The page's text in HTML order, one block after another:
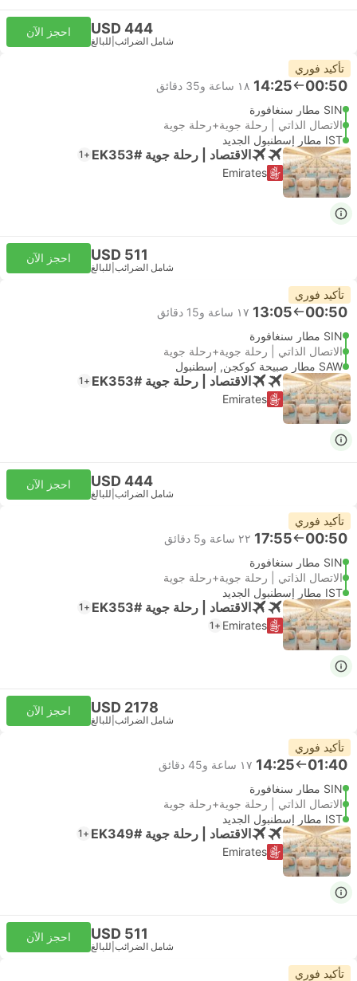
USD 444
شامل الضرائب للبالغ
احجز الآن
تأكيد فوري
00:50
14:25 ١٨ ساعة و‫35 دقائق
SIN مطار سنغافورة
الاتصال الذاتي | رحلة جوية+رحلة جوية
IST مطار إسطنبول الجديد
الاقتصاد | رحلة جوية #EK353 +1
Emirates
USD 511
شامل الضرائب للبالغ
احجز الآن
تأكيد فوري
00:50
13:05 ١٧ ساعة و‫15 دقائق
SIN مطار سنغافورة
الاتصال الذاتي | رحلة جوية+رحلة جوية
SAW مطار صبيحة كوكجن, إسطنبول
الاقتصاد | رحلة جوية #EK353 +1
Emirates
USD 444
شامل الضرائب للبالغ
احجز الآن
تأكيد فوري
00:50
17:55 ٢٢ ساعة و‫5 دقائق
SIN مطار سنغافورة
الاتصال الذاتي | رحلة جوية+رحلة جوية
IST مطار إسطنبول الجديد
الاقتصاد | رحلة جوية #EK353 +1
Emirates
+1
USD 2178
شامل الضرائب للبالغ
احجز الآن
تأكيد فوري
01:40
14:25 ١٧ ساعة و‫45 دقائق
SIN مطار سنغافورة
الاتصال الذاتي | رحلة جوية+رحلة جوية
IST مطار إسطنبول الجديد
الاقتصاد | رحلة جوية #EK349 +1
Emirates
USD 511
شامل الضرائب للبالغ
احجز الآن
تأكيد فوري